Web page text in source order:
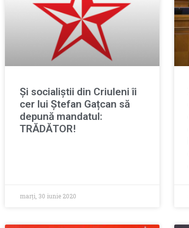
Și socialiștii din Criuleni îi
cer lui Ștefan Gațcan să
depună mandatul:
TRĂDĂTOR!
marți, 30 iunie 2020